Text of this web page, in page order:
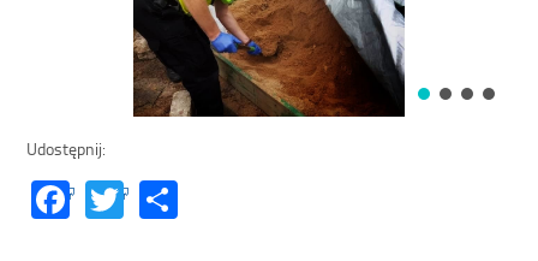
Udostępnij:
Facebook
Twitter